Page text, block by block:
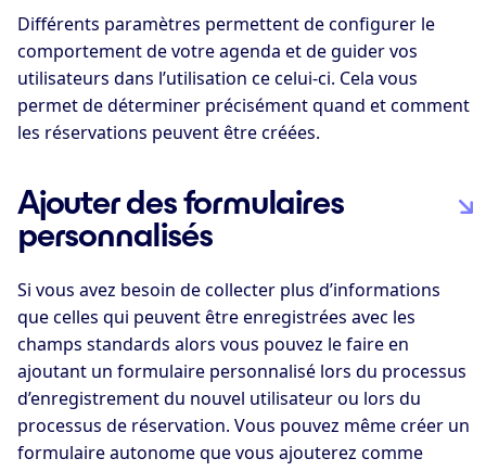
Différents paramètres permettent de configurer le
comportement de votre agenda et de guider vos
utilisateurs dans l’utilisation ce celui-ci. Cela vous
permet de déterminer précisément quand et comment
les réservations peuvent être créées.
Ajouter des formulaires
personnalisés
Si vous avez besoin de collecter plus d’informations
que celles qui peuvent être enregistrées avec les
champs standards alors vous pouvez le faire en
ajoutant un formulaire personnalisé lors du processus
d’enregistrement du nouvel utilisateur ou lors du
processus de réservation. Vous pouvez même créer un
formulaire autonome que vous ajouterez comme